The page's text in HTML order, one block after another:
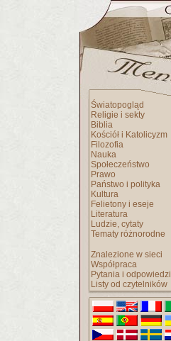
Światopogląd
Religie i sekty
Biblia
Kościół i Katolicyzm
Filozofia
Nauka
Społeczeństwo
Prawo
Państwo i polityka
Kultura
Felietony i eseje
Literatura
Ludzie, cytaty
Tematy różnorodne
Znalezione w sieci
Współpraca
Pytania i odpowiedzi
Listy od czytelników